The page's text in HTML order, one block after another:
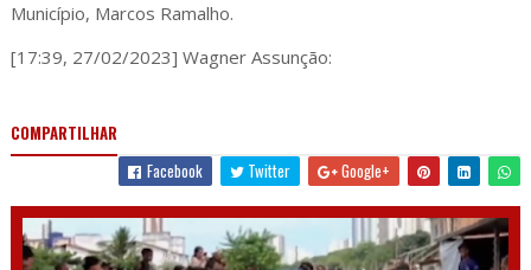
Município, Marcos Ramalho.
[17:39, 27/02/2023] Wagner Assunção:
COMPARTILHAR
Facebook
Twitter Google+